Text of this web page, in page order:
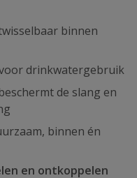
binnen
drinkwatergebruik
de slang en
binnen én
en ontkoppelen